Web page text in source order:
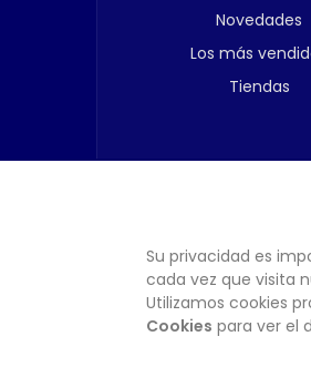
Novedades
Los más
Tiendas
Su privacidad es
cada vez que visita
Utilizamos cookies
Cookies para ver el